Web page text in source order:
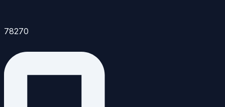
78270